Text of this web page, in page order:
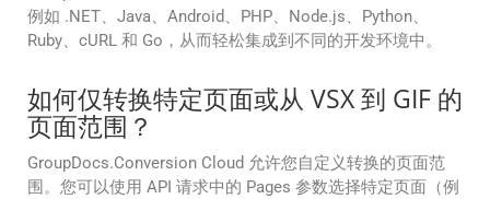
例如 .NET、Java、Android、PHP、Node.js、Python、
Ruby、cURL 和 Go，从而轻松集成到不同的开发环境中。
如何仅转换特定页面或从 VSX 到 GIF 的
页面范围？
GroupDocs.Conversion Cloud 允许您自定义转换的页面范
围。您可以使用 API 请求中的 Pages 参数选择特定页面（例